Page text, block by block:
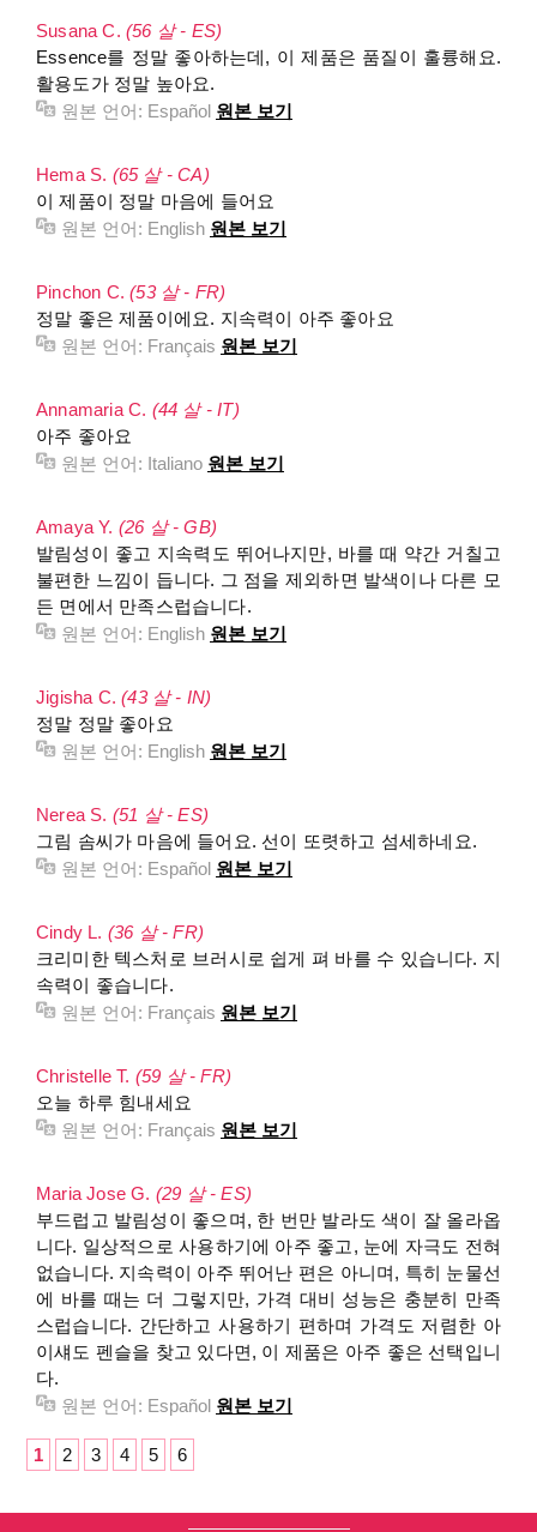
Susana C. (56 살 - ES)
Essence를 정말 좋아하는데, 이 제품은 품질이 훌륭해요.
활용도가 정말 높아요.
원본 언어: Español 원본 보기
Hema S. (65 살 - CA)
이 제품이 정말 마음에 들어요
원본 언어: English 원본 보기
Pinchon C.(53 살 - FR)
정말 좋은 제품이에요. 지속력이 아주 좋아요
원본 언어: Français 원본 보기
Annamaria C. (44 살 - IT)
아주 좋아요
원본 언어: Italiano 원본 보기
Amaya Y. (26 살 - GB)
발림성이 좋고 지속력도 뛰어나지만, 바를 때 약간 거칠고
불편한 느낌이 듭니다. 그 점을 제외하면 발색이나 다른 모
든 면에서 만족스럽습니다.
원본 언어: English 원본 보기
Jigisha C.(43 살 - IN)
정말 정말 좋아요
원본 언어: English 원본 보기
Nerea S. (51 살 - ES)
그림 솜씨가 마음에 들어요. 선이 또렷하고 섬세하네요.
원본 언어: Español 원본 보기
Cindy L. (36 살 - FR)
크리미한 텍스처로 브러시로 쉽게 펴 바를 수 있습니다. 지
속력이 좋습니다.
원본 언어: Français 원본 보기
Christelle T. (59 살 - FR)
오늘 하루 힘내세요
원본 언어: Français 원본 보기
Maria Jose G. (29 살 - ES)
부드럽고 발림성이 좋으며, 한 번만 발라도 색이 잘 올라옵
니다. 일상적으로 사용하기에 아주 좋고, 눈에 자극도 전혀
없습니다. 지속력이 아주 뛰어난 편은 아니며, 특히 눈물선
에 바를 때는 더 그렇지만, 가격 대비 성능은 충분히 만족
스럽습니다. 간단하고 사용하기 편하며 가격도 저렴한 아
이섀도 펜슬을 찾고 있다면, 이 제품은 아주 좋은 선택입니
다.
원본 언어: Español 원본 보기
1 2 3 4 5 6